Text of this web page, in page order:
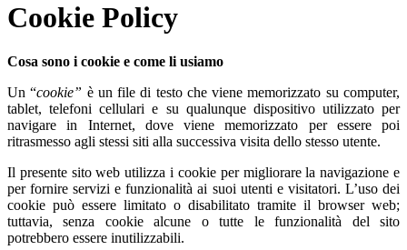
Cookie Policy
Cosa sono i cookie e come li usiamo
Un “cookie” è un file di testo che viene memorizzato su computer,
tablet, telefoni cellulari e su qualunque dispositivo utilizzato per
navigare in Internet, dove viene memorizzato per essere poi
ritrasmesso agli stessi siti alla successiva visita dello stesso utente.
Il presente sito web utilizza i cookie per migliorare la navigazione e
per fornire servizi e funzionalità ai suoi utenti e visitatori. L’uso dei
cookie può essere limitato o disabilitato tramite il browser web;
tuttavia, senza cookie alcune o tutte le funzionalità del sito
potrebbero essere inutilizzabili.